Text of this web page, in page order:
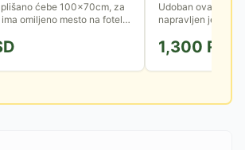
ćebe 100x70cm, za
omiljeno mesto na fotelji
Udoban ovalni
napravljen je od
pamučne postave
1,300 RSD